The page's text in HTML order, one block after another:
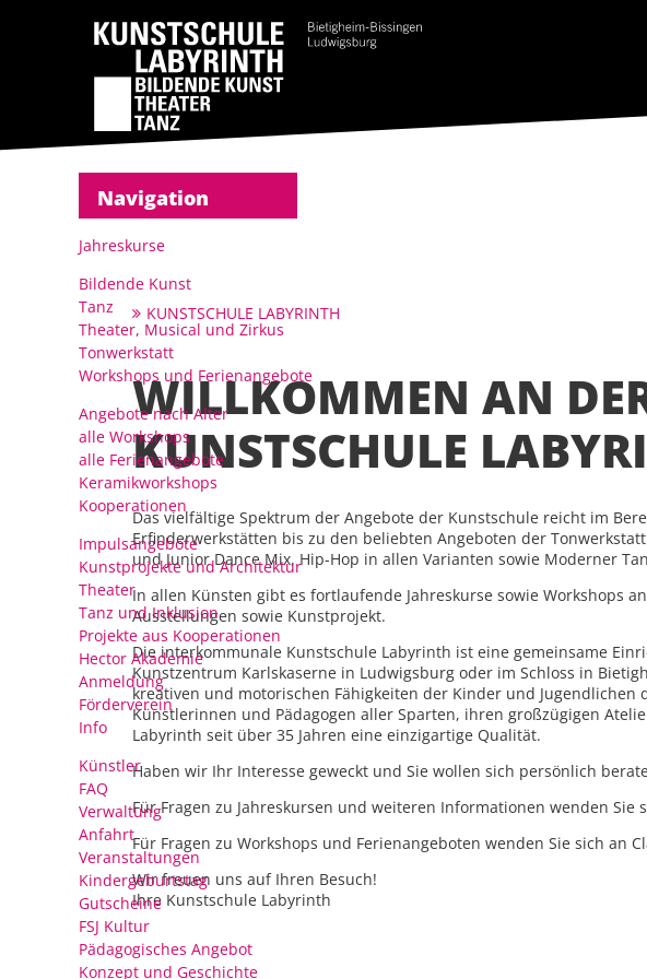
Navigation
Jahreskurse
Bildende Kunst
Tanz
Theater, Musical und Zirkus
Tonwerkstatt
Workshops und Ferienangebote
Angebote nach Alter
alle Workshops
alle Ferienangebote
Keramikworkshops
Kooperationen
Impulsangebote
Kunstprojekte und Architektur
Theater
Tanz und Inklusion
Projekte aus Kooperationen
Hector Akademie
Anmeldung
Förderverein
Info
Künstler
FAQ
Verwaltung
Anfahrt
Veranstaltungen
Kindergeburtstag
Gutscheine
FSJ Kultur
Pädagogisches Angebot
Konzept und Geschichte
KUNSTSCHULE LABYRINTH
WILLKOMMEN AN
KUNSTSCHULE
Das vielfältige Spektrum der Angebote der Kunstschule reicht im
Erfinderwerkstätten bis zu den beliebten Angeboten der
und Junior Dance Mix, Hip-Hop in allen Varianten sowie Moderner
In allen Künsten gibt es fortlaufende Jahreskurse sowie Workshops
Ausstellungen sowie Kunstprojekt.
Die interkommunale Kunstschule Labyrinth ist eine gemeinsame
Kunstzentrum Karlskaserne in Ludwigsburg oder im Schloss in
kreativen und motorischen Fähigkeiten der Kinder und
Künstlerinnen und Pädagogen aller Sparten, ihren großzügigen
Labyrinth seit über 35 Jahren eine einzigartige Qualität.
Haben wir Ihr Interesse geweckt und Sie wollen sich persönlich
Für Fragen zu Jahreskursen und weiteren Informationen wenden Sie
Für Fragen zu Workshops und Ferienangeboten wenden Sie sich an
Wir freuen uns auf Ihren Besuch!
Ihre Kunstschule Labyrinth